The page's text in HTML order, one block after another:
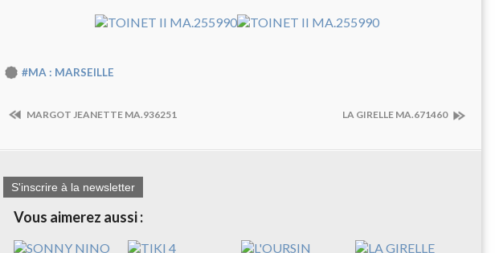
#MA : MARSEILLE
MARGOT JEANETTE MA.936251 LA GIRELLE MA.671460
S'inscrire à la newsletter
Vous aimerez aussi :